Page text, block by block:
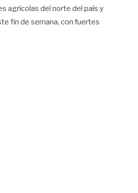
agrícolas del norte del país y
fin de semana, con fuertes